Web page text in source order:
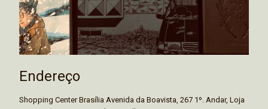
Endereço
Shopping Center Brasília Avenida da Boavista, 267 1º. Andar, Loja